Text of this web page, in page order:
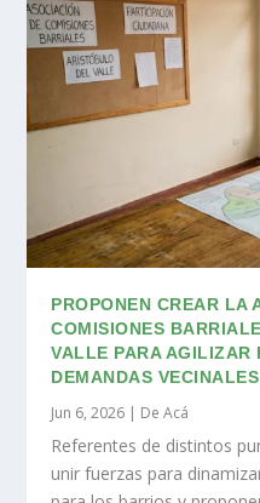
PROPONEN CREAR LA
COMISIONES
VALLE PARA AGILIZAR
DEMANDAS VECINALES
Jun 6, 2026 De Acá
Referentes de distintos
unir fuerzas para